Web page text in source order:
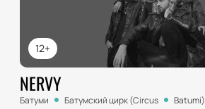
12+
NERVY
Батуми Батумский цирк (Circus Batumi)